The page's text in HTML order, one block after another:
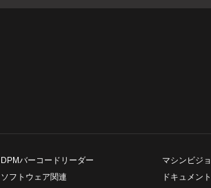
DPMバーコードリーダー
ソフトウェア関連
マシンビジ
ドキュメン